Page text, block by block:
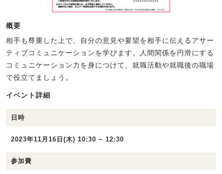
概要
相手も尊重した上で、自分の意見や要望を相手に伝えるアサー
ティブコミュニケーションを学びます。人間関係を円滑にする
コミュニケーション力を身につけて、就職活動や就職後の職場
で役立てましょう。
イベント詳細
日時
2023年11月16日(木) 10:30 ~ 12:30
参加費